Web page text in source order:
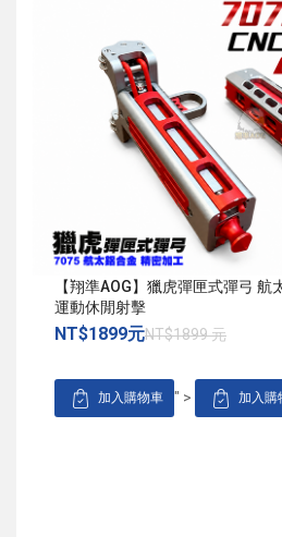
【翔準AOG】獵虎彈匣式彈弓
運動休閒射擊
NT$1899元NT$1899 元
加入購物車 " > 加入購